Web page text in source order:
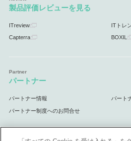
製品評価レビューを見る
ITreview ITトレ
Capterra BOXIL
パートナー
パートナー情報 パート
パートナー制度へのお問合せ